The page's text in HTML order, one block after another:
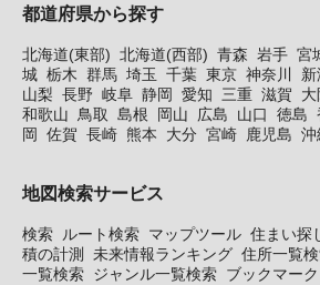
都道府県から探す
北海道(東部) 北海道(西部) 青森 岩手 宮
城 栃木 群馬 埼玉 千葉 東京 神奈川
山梨 長野 岐阜 静岡 愛知 三重 滋賀 大
和歌山 鳥取 島根 岡山 広島 山口 徳島
岡
佐賀 長崎 熊本 大分 宮崎 鹿児島 沖
地図検索サービス
検索 ルート検索 マップツール 住まい探
積の計測
未来情報ランキング 住所一覧
一覧検索 ジャンル一覧検索 ブックマーク